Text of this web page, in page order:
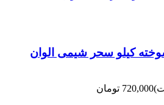
کیلو سحر شیمی الوان
720,000 تومان